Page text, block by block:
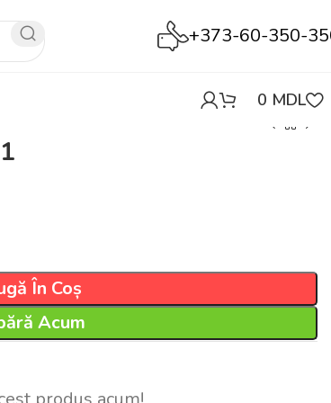
+373-60-350-
0 MDL
În Coș
Acum